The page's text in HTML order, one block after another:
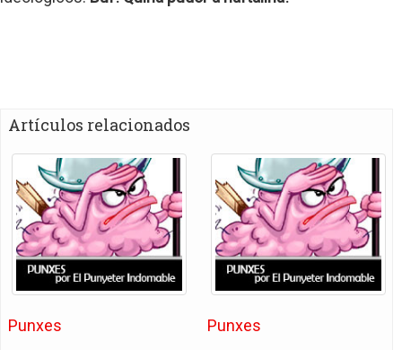
Artículos relacionados
Punxes Punxes